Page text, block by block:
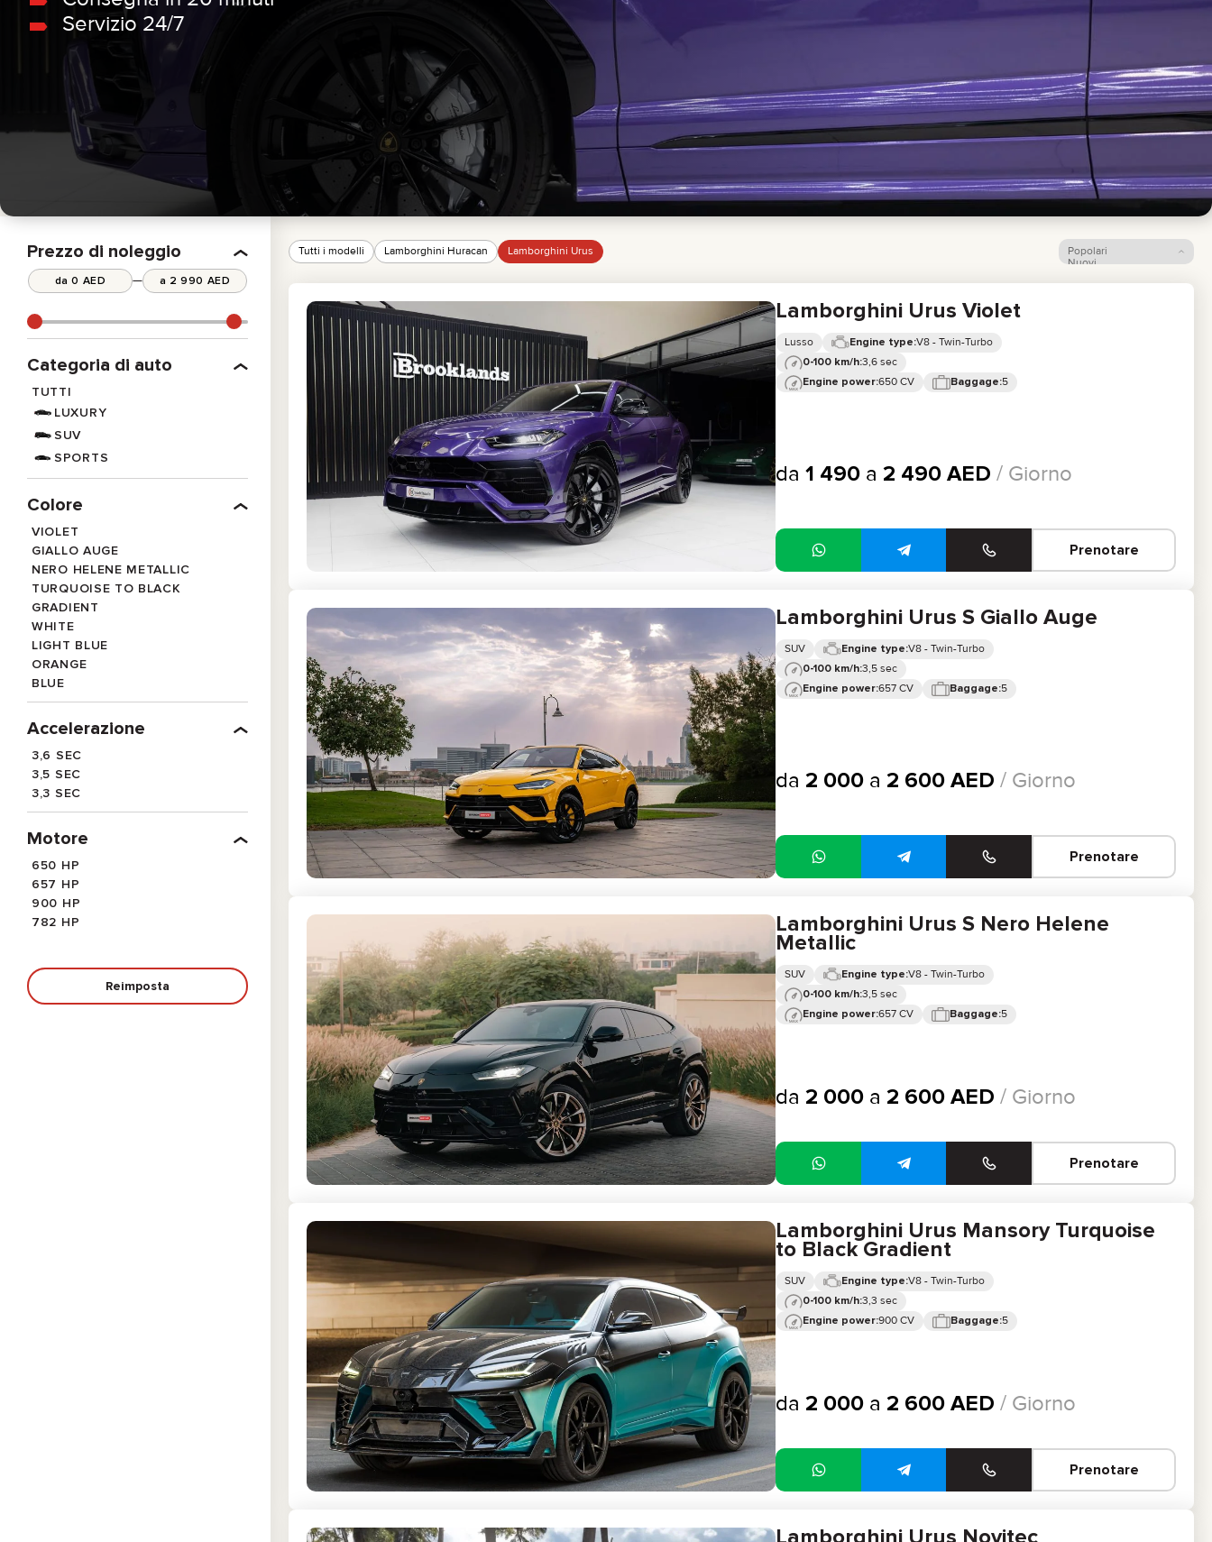
PICKUP TRUCK
BERLINA
ELETTRICO
ECONOMICA All cars
Servizio 24/7
Prezzo di noleggio
—
Categoria di auto
TUTTI
LUXURY
SUV
SPORTS
Colore
VIOLET
GIALLO AUGE
NERO HELENE METALLIC
TURQUOISE TO BLACK
GRADIENT
WHITE
LIGHT BLUE
ORANGE
BLUE
Accelerazione
3,6 SEC
3,5 SEC
3,3 SEC
Motore
650 HP
657 HP
900 HP
782 HP
Reimposta
Tutti i modelli Lamborghini Huracan Lamborghini Urus
Popolari
Nuovi
Lamborghini Urus Violet
Lusso Engine type:V8 - Twin-Turbo
0-100 km/h:3,6 sec
Engine power:650 CV Baggage:5
da 1 490 a 2 490 AED / Giorno
Prenotare
Lamborghini Urus S Giallo Auge
SUV Engine type:V8 - Twin-Turbo
0-100 km/h:3,5 sec
Engine power:657 CV Baggage:5
da 2 000 a 2 600 AED / Giorno
Prenotare
Lamborghini Urus S Nero Helene
Metallic
SUV Engine type:V8 - Twin-Turbo
0-100 km/h:3,5 sec
Engine power:657 CV Baggage:5
da 2 000 a 2 600 AED / Giorno
Prenotare
Lamborghini Urus Mansory Turquoise
to Black Gradient
SUV Engine type:V8 - Twin-Turbo
0-100 km/h:3,3 sec
Engine power:900 CV Baggage:5
da 2 000 a 2 600 AED / Giorno
Prenotare
Lamborghini Urus Novitec